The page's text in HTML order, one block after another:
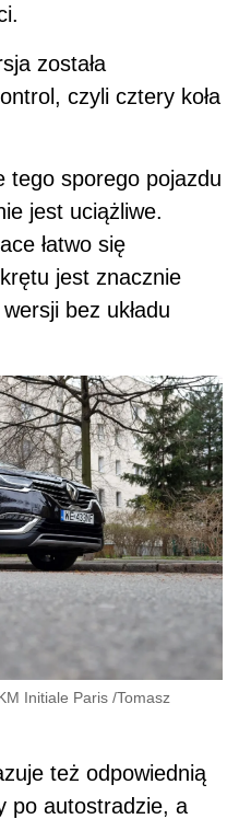
została
czyli cztery koła
tego sporego pojazdu
jest uciążliwe.
łatwo się
jest znacznie
bez układu
Initiale Paris /Tomasz
też odpowiednią
po autostradzie, a